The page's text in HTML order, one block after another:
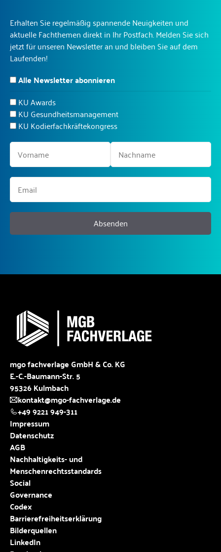
Erhalten Sie regelmäßig spannende Neuigkeiten und
aktuelle Fachthemen direkt in Ihr Postfach. Melden Sie sich
jetzt für unseren Newsletter an und bleiben Sie auf dem
Laufenden!
Alle Newsletter abonnieren
KU Awards
KU Gesundheitsmanagement
KU Kodierfachkräftekongress
Absenden
mgo fachverlage GmbH & Co. KG
E.-C.-Baumann-Str. 5
95326 Kulmbach
kontakt@mgo-fachverlage.de
+49 9221 949-311
Impressum
Datenschutz
AGB
Nachhaltigkeits- und
Menschenrechtsstandards
Social
Governance
Codex
Barrierefreiheitserklärung
Bilderquellen
LinkedIn